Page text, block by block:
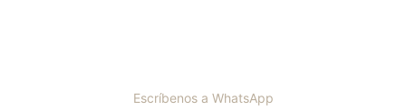
Escríbenos a WhatsApp